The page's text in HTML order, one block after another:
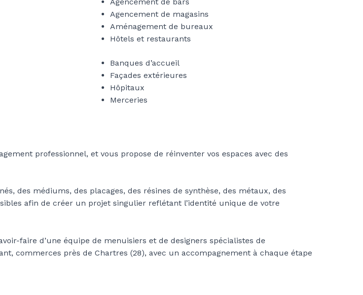
Agencement de magasins
Aménagement de bureaux
Hôtels et restaurants
Banques d’accueil
Façades extérieures
Hôpitaux
Merceries
professionnel, et vous propose de réinventer vos espaces avec des
des médiums, des placages, des résines de synthèse, des métaux, des
afin de créer un projet singulier reflétant l’identité unique de votre
faire d’une équipe de menuisiers et de designers spécialistes de
commerces près de Chartres (28), avec un accompagnement à chaque étape